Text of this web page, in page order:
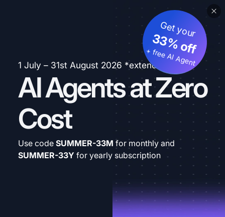
1 July – 31st August 2026 *extended
AI Agents at Zero
Cost
Get your
33% off
+ free AI Agent
Use code SUMMER-33M for monthly and
SUMMER-33Y for yearly subscription